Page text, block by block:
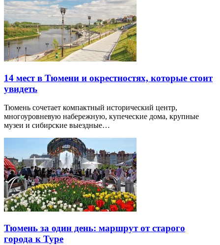
14 мест в Тюмени и окрестностях, которые стоит
увидеть
Тюмень сочетает компактный исторический центр,
многоуровневую набережную, купеческие дома, крупные
музеи и сибирские выездные…
Тюмень за один день: маршрут от старого
города к Туре